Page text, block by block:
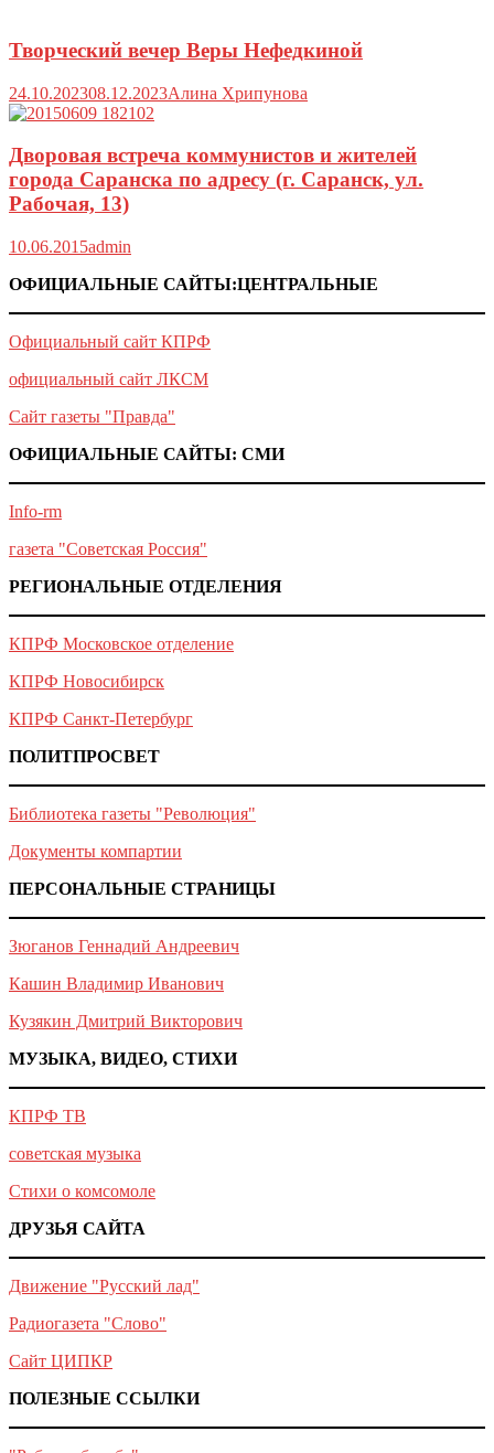
Творческий вечер Веры Нефедкиной
24.10.202308.12.2023Алина Хрипунова
Дворовая встреча коммунистов и жителей
города Саранска по адресу (г. Саранск, ул.
Рабочая, 13)
10.06.2015admin
ОФИЦИАЛЬНЫЕ САЙТЫ:ЦЕНТРАЛЬНЫЕ
Официальный сайт КПРФ
официальный сайт ЛКСМ
Сайт газеты "Правда"
ОФИЦИАЛЬНЫЕ САЙТЫ: СМИ
Info-rm
газета "Советская Россия"
РЕГИОНАЛЬНЫЕ ОТДЕЛЕНИЯ
КПРФ Московское отделение
КПРФ Новосибирск
КПРФ Санкт-Петербург
ПОЛИТПРОСВЕТ
Библиотека газеты "Революция"
Документы компартии
ПЕРСОНАЛЬНЫЕ СТРАНИЦЫ
Зюганов Геннадий Андреевич
Кашин Владимир Иванович
Кузякин Дмитрий Викторович
МУЗЫКА, ВИДЕО, СТИХИ
КПРФ ТВ
советская музыка
Стихи о комсомоле
ДРУЗЬЯ САЙТА
Движение "Русский лад"
Радиогазета "Слово"
Сайт ЦИПКР
ПОЛЕЗНЫЕ ССЫЛКИ